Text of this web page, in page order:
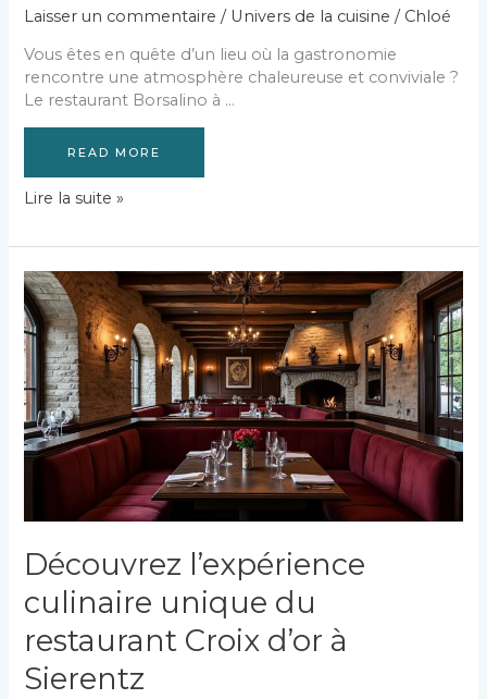
Laisser un commentaire / Univers de la cuisine / Chloé
Vous êtes en quête d’un lieu où la gastronomie
rencontre une atmosphère chaleureuse et conviviale ?
Le restaurant Borsalino à …
READ MORE
Découvrez
restaurant
à
Hoerdt
:
saveurs
et
ambiance
authentiques
Lire la suite »
Découvrez l’expérience
culinaire unique du
restaurant Croix d’or à
Sierentz